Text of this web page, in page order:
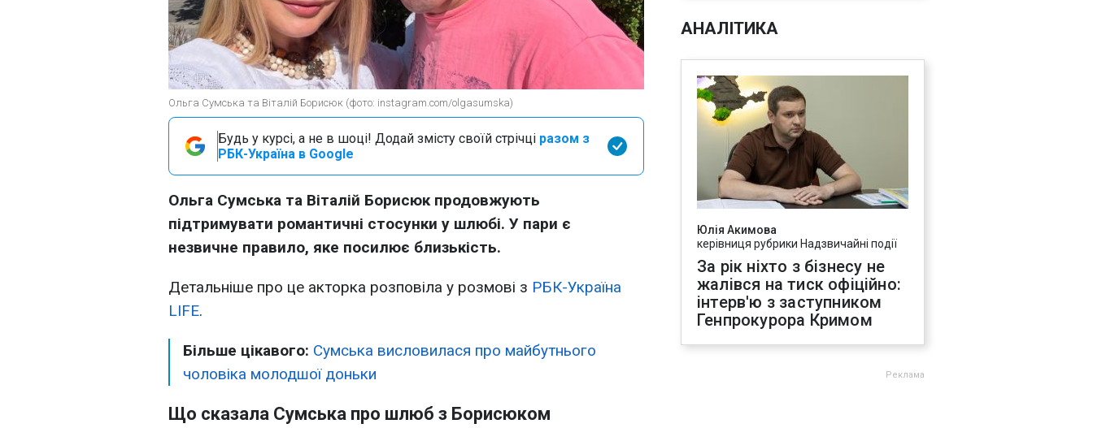
Ольга Сумська та Віталій Борисюк (фото: instagram.com/olgasumska)
Будь у курсі, а не в шоці! Додай змісту своїй стрічці разом з
РБК-Україна в Google
Ольга Сумська та Віталій Борисюк продовжують
підтримувати романтичні стосунки у шлюбі. У пари є
незвичне правило, яке посилює близькість.
Детальніше про це акторка розповіла у розмові з РБК-Україна
LIFE.
Більше цікавого: Сумська висловилася про майбутнього
чоловіка молодшої доньки
Що сказала Сумська про шлюб з Борисюком
АНАЛІТИКА
Юлія Акимова
керівниця рубрики Надзвичайні події
За рік ніхто з бізнесу не
жалівся на тиск офіційно:
інтерв'ю з заступником
Генпрокурора Кримом